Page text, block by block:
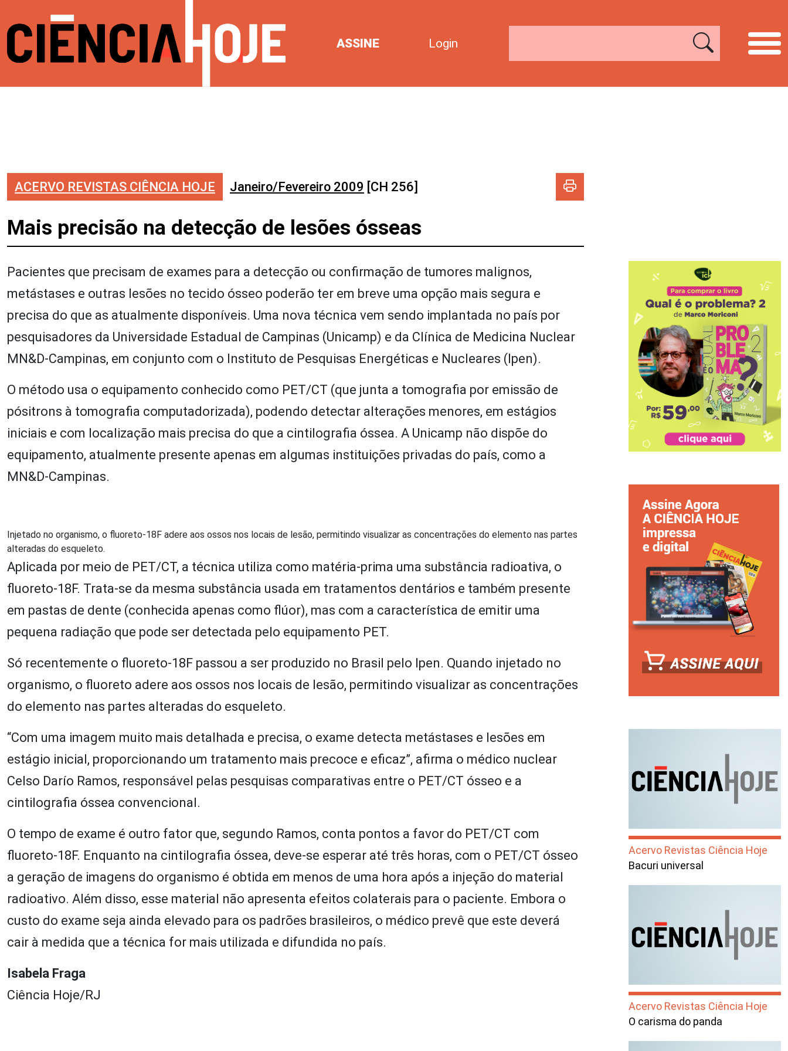
ASSINE Login
ACERVO REVISTAS CIÊNCIA HOJE Janeiro/Fevereiro 2009 [CH 256]
Mais precisão na detecção de lesões ósseas
Pacientes que precisam de exames para a detecção ou confirmação de tumores malignos,
metástases e outras lesões no tecido ósseo poderão ter em breve uma opção mais segura e
precisa do que as atualmente disponíveis. Uma nova técnica vem sendo implantada no país por
pesquisadores da Universidade Estadual de Campinas (Unicamp) e da Clínica de Medicina Nuclear
MN&D-Campinas, em conjunto com o Instituto de Pesquisas Energéticas e Nucleares (Ipen).
O método usa o equipamento conhecido como PET/CT (que junta a tomografia por emissão de
pósitrons à tomografia computadorizada), podendo detectar alterações menores, em estágios
iniciais e com localização mais precisa do que a cintilografia óssea. A Unicamp não dispõe do
equipamento, atualmente presente apenas em algumas instituições privadas do país, como a
MN&D-Campinas.
Injetado no organismo, o fluoreto-18F adere aos ossos nos locais de lesão, permitindo visualizar as concentrações do elemento nas partes
alteradas do esqueleto.
Aplicada por meio de PET/CT, a técnica utiliza como matéria-prima uma substância radioativa, o
fluoreto-18F. Trata-se da mesma substância usada em tratamentos dentários e também presente
em pastas de dente (conhecida apenas como flúor), mas com a característica de emitir uma
pequena radiação que pode ser detectada pelo equipamento PET.
Só recentemente o fluoreto-18F passou a ser produzido no Brasil pelo Ipen. Quando injetado no
organismo, o fluoreto adere aos ossos nos locais de lesão, permitindo visualizar as concentrações
do elemento nas partes alteradas do esqueleto.
“Com uma imagem muito mais detalhada e precisa, o exame detecta metástases e lesões em
estágio inicial, proporcionando um tratamento mais precoce e eficaz”, afirma o médico nuclear
Celso Darío Ramos, responsável pelas pesquisas comparativas entre o PET/CT ósseo e a
cintilografia óssea convencional.
O tempo de exame é outro fator que, segundo Ramos, conta pontos a favor do PET/CT com
fluoreto-18F. Enquanto na cintilografia óssea, deve-se esperar até três horas, com o PET/CT ósseo
a geração de imagens do organismo é obtida em menos de uma hora após a injeção do material
radioativo. Além disso, esse material não apresenta efeitos colaterais para o paciente. Embora o
custo do exame seja ainda elevado para os padrões brasileiros, o médico prevê que este deverá
cair à medida que a técnica for mais utilizada e difundida no país.
Isabela Fraga
Ciência Hoje/RJ
Acervo Revistas Ciência Hoje
Bacuri universal
Acervo Revistas Ciência Hoje
O carisma do panda